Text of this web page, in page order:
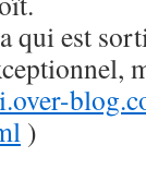
qui est
)